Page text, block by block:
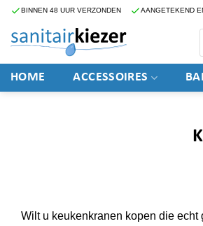
Ga
inhoud
BINNEN 48 UUR VERZONDEN AANGETEKEND
HOME ACCESSOIRES
Wilt u keukenkranen kopen die